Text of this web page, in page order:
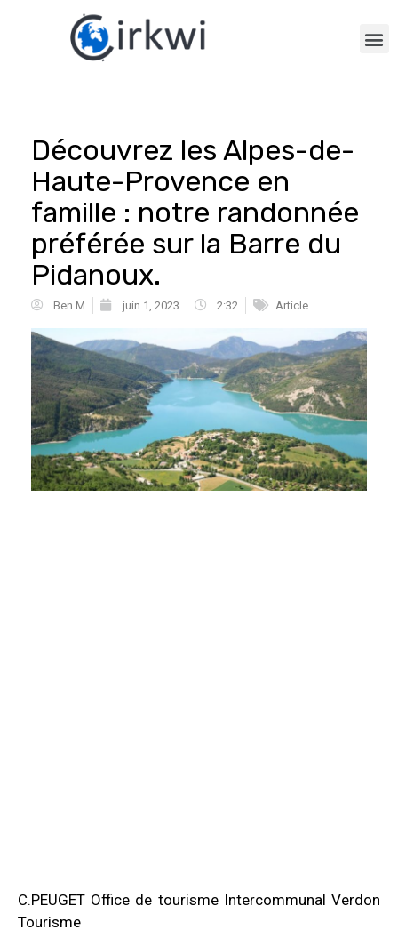
Découvrez les Alpes-de-
Haute-Provence en
famille : notre randonnée
préférée sur la Barre du
Pidanoux.
Ben M juin 1, 2023 2:32 Article
C.PEUGET Office de tourisme Intercommunal Verdon
Tourisme